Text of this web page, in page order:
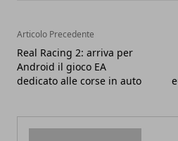
Articolo Precedente
Real Racing 2: arriva per
Android il gioco EA
dedicato alle corse in auto